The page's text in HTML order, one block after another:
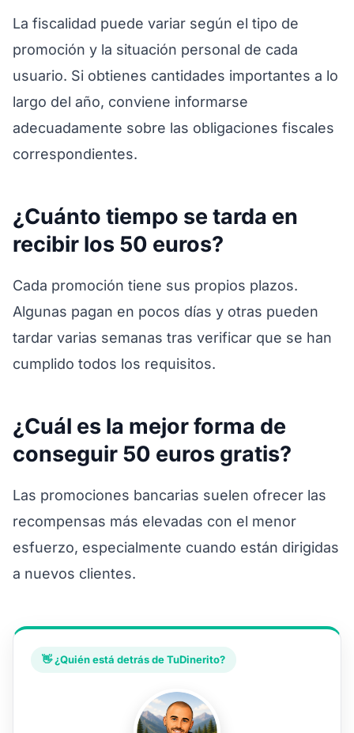
La fiscalidad puede variar según el tipo de
promoción y la situación personal de cada
usuario. Si obtienes cantidades importantes a lo
largo del año, conviene informarse
adecuadamente sobre las obligaciones fiscales
correspondientes.
¿Cuánto tiempo se tarda en
recibir los 50 euros?
Cada promoción tiene sus propios plazos.
Algunas pagan en pocos días y otras pueden
tardar varias semanas tras verificar que se han
cumplido todos los requisitos.
¿Cuál es la mejor forma de
conseguir 50 euros gratis?
Las promociones bancarias suelen ofrecer las
recompensas más elevadas con el menor
esfuerzo, especialmente cuando están dirigidas
a nuevos clientes.
👋 ¿Quién está detrás de TuDinerito?